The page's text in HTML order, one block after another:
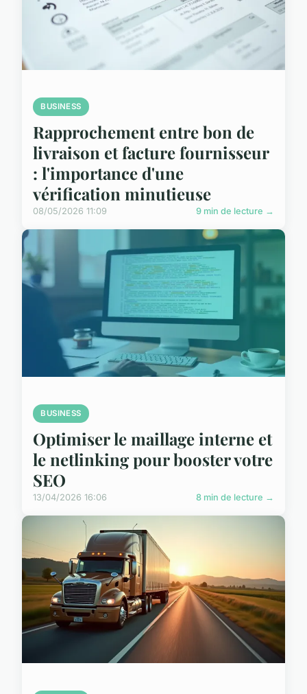
BUSINESS
Rapprochement entre bon de
livraison et facture fournisseur
: l'importance d'une
vérification minutieuse
08/05/2026 11:09 9 min de lecture →
BUSINESS
Optimiser le maillage interne et
le netlinking pour booster votre
SEO
13/04/2026 16:06 8 min de lecture →